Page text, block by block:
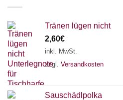
Tränen lügen nicht
2,60€
inkl. MwSt.
zzgl. Versandkosten
Sauschädlpolka